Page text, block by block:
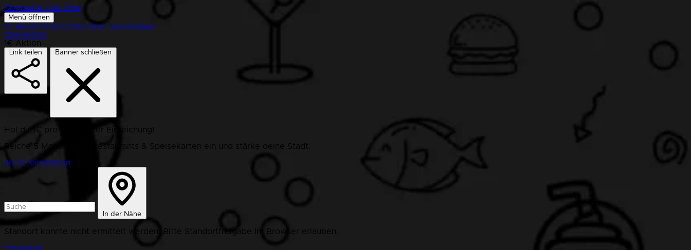
Startseite Alle Orte
Menü öffnen
1€-Aktion Einreichen Über uns Kontakt
Changelog
1€ Aktion
Link teilen Banner schließen
Hol dir 1€ pro bestätigter Einreichung!
Reiche 5 Monate lang Restaurants & Speisekarten ein und stärke deine Stadt.
Jetzt teilnehmen
In der Nähe
Standort konnte nicht ermittelt werden. Bitte Standortfreigabe im Browser erlauben.
Harsefeld